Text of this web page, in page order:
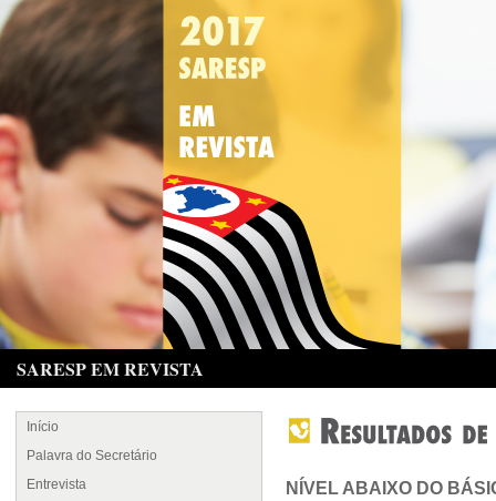
SARESP EM REVISTA
Início
Palavra do Secretário
Entrevista
NÍVEL ABAIXO DO